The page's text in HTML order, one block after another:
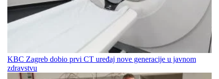
KBC Zagreb dobio prvi CT uređaj nove generacije u javnom
zdravstvu